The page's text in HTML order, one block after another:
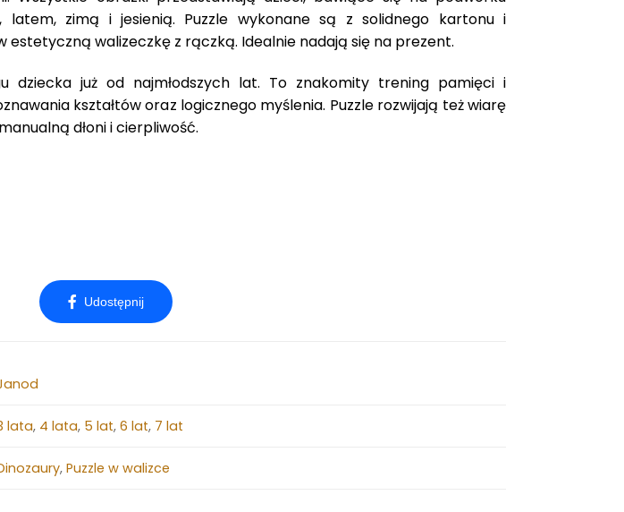
zimą i jesienią. Puzzle wykonane są z solidnego kartonu i
estetyczną walizeczkę z rączką. Idealnie nadają się na prezent.
dziecka już od najmłodszych lat. To znakomity trening pamięci i
kształtów oraz logicznego myślenia. Puzzle rozwijają też wiarę
dłoni i cierpliwość.
lata, 4 lata, 5 lat,6 lat, 7 lat
,Puzzle w walizce